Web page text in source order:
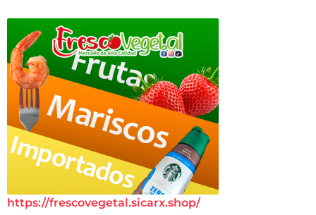
https://frescovegetal.sicarx.shop/